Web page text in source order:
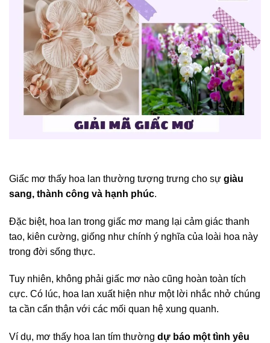
Giấc mơ thấy hoa lan thường tượng trưng cho sự giàu
sang, thành công và hạnh phúc.
Đặc biệt, hoa lan trong giấc mơ mang lại cảm giác thanh
tao, kiên cường, giống như chính ý nghĩa của loài hoa này
trong đời sống thực.
Tuy nhiên, không phải giấc mơ nào cũng hoàn toàn tích
cực. Có lúc, hoa lan xuất hiện như một lời nhắc nhở chúng
ta cần cẩn thận với các mối quan hệ xung quanh.
Ví dụ, mơ thấy hoa lan tím thường dự báo một tình yêu